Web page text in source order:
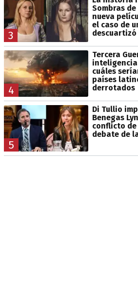
3
Sombras
nueva
el caso de
4
Tercera
cuáles
países
derrotados
5
Di Tullio
Benegas
conflicto
debate de